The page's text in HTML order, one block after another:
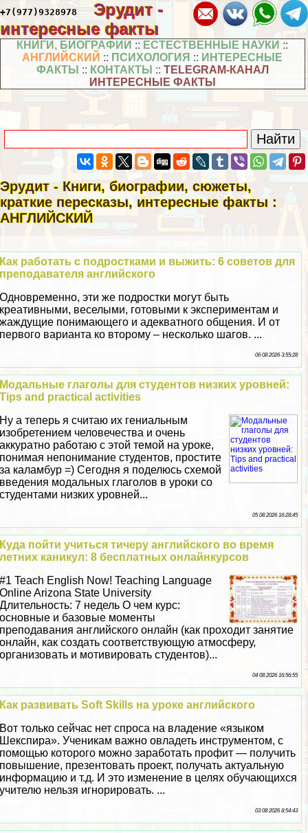
+7(977)9328978
Эрудит -
интересные факты
КНИГИ, БИОГРАФИИ :: ЕСТЕСТВЕННЫЕ НАУКИ ::
АНГЛИЙСКИЙ :: ПСИХОЛОГИЯ :: ИНТЕРЕСНЫЕ
ФАКТЫ :: КОНТАКТЫ :: TELEGRAM-КАНАЛ
ИНТЕРЕСНЫЕ ФАКТЫ
Эрудит - Книги, биографии, сюжеты,
краткие пересказы, интересные факты :
АНГЛИЙСКИЙ
Как работать с подростками и выжить: 6 советов для
преподавателя английского
Одновременно, эти же подростки могут быть
креативными, веселыми, готовыми к экспериментам и
жаждущие понимающего и адекватного общения. И от
первого варианта ко второму – несколько шагов. ...
06 08 2026 3:55:28
Модальные глаголы для студентов низких уровней:
Tips and practical activities
Ну а теперь я считаю их гениальным
изобретением человечества и очень
аккуратно работаю с этой темой на уроке,
понимая непонимание студентов, простите
за каламбур =) Сегодня я поделюсь схемой
введения модальных глаголов в уроки со
студентами низких уровней...
05 08 2026 16:28:45
Куда пойти учиться тичеру английского во время
летних каникул: 8 бесплатных онлайнкурсов
#1 Teach English Now! Teaching Language
Online Arizona State University
Длительность: 7 недель О чем курс:
основные и базовые моменты
преподавания английского онлайн (как проходит занятие
онлайн, как создать соответствующую атмосферу,
организовать и мотивировать студентов)...
04 08 2026 16:56:55
Как развивать Soft Skills на уроке английского
Вот только сейчас нет спроса на владение «языком
Шекспира». Ученикам важно овладеть инструментом, с
помощью которого можно заработать профит — получить
повышение, презентовать проект, получать актуальную
информацию и т.д. И это изменение в целях обучающихся
учителю нельзя игнорировать. ...
03 08 2026 8:54:43